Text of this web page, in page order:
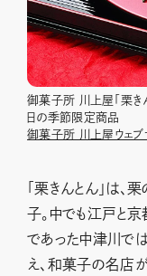
御菓子所 川上屋「栗
日の季節限定商品
御菓子所 川上屋ウェブ
「栗きんとん」は
子。中でも江戸と
であった中津川で
え、和菓子の名店